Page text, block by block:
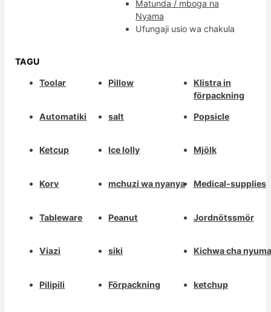
Matunda / mboga na
Nyama
Ufungaji usio wa chakula
TAGU
Toolar
Automatiki
Ketcup
Korv
Tableware
Viazi
Pilipili
Pillow
salt
Ice lolly
mchuzi wa nyanya
Peanut
siki
Förpackning
Klistra in
förpackning
Popsicle
Mjölk
Medical-supplies
Jordnötssmör
Kichwa cha nyuma
ketchup